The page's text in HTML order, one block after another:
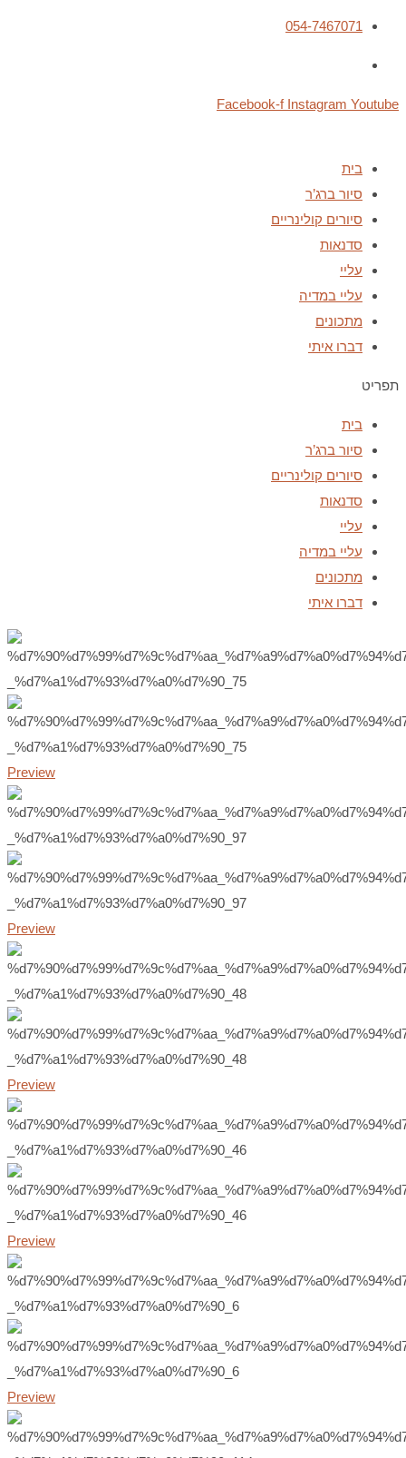
054-7467071
Facebook-f Instagram Youtube
בית
סיור ברג’ר
סיורים קולינריים
סדנאות
עליי
עליי במדיה
מתכונים
דברו איתי
תפריט
בית
סיור ברג’ר
סיורים קולינריים
סדנאות
עליי
עליי במדיה
מתכונים
דברו איתי
Preview
Preview
Preview
Preview
Preview